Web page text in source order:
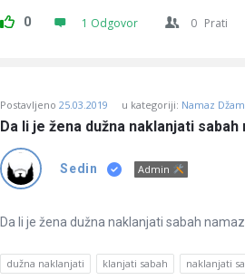
0 1 Odgovor 0 Prati
Postavljeno 25.03.2019 u kategoriji: Namaz
Da li je žena dužna naklanjati
Sedin Admin
Da li je žena dužna naklanjati sabah
dužna naklanjati klanjati sabah naklanjati